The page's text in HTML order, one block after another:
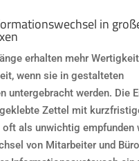
in
erhalten mehr
wenn sie in gestalteten
untergebracht werden. Die
Zettel mit
als unwichtig empfunden
von Mitarbeiter und